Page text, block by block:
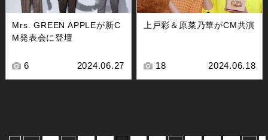
Mrs. GREEN APPLEが新C
M発表会に登壇
6 2024.06.27
上戸彩＆原菜乃華がCM共演
18 2024.06.18